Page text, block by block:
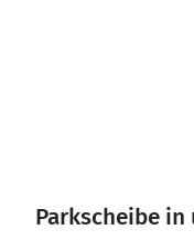
Parkscheibe in